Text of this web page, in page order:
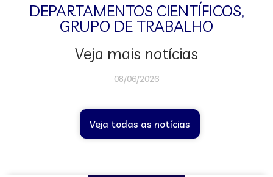
DEPARTAMENTOS CIENTÍFICOS,
GRUPO DE TRABALHO
Veja mais notícias
08/06/2026
Veja todas as notícias